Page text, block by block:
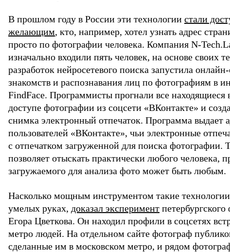
В прошлом году в России эти технологии стали
желающим, кто, например, хотел узнать адрес
просто по фотографии человека. Компания N-
изначально входили пять человек, на основе своих
разработок нейросетевого поиска запустила
знакомств и распознавания лиц по фотографиям в
FindFace. Программисты прогнали все находящиеся
доступе фотографии из соцсети «ВКонтакте» и
снимка электронный отпечаток. Программа выдает
пользователей «ВКонтакте», чьи электронные
с отпечатком загруженной для поиска фотографии.
позволяет отыскать практически любого человека,
загружаемого для анализа фото может быть любым.
Насколько мощным инструментом такие
умелых руках, доказал эксперимент
Егора Цветкова. Он находил профили в соцсетях
метро людей. На отдельном сайте фотограф
сделанные им в московском метро, и рядом